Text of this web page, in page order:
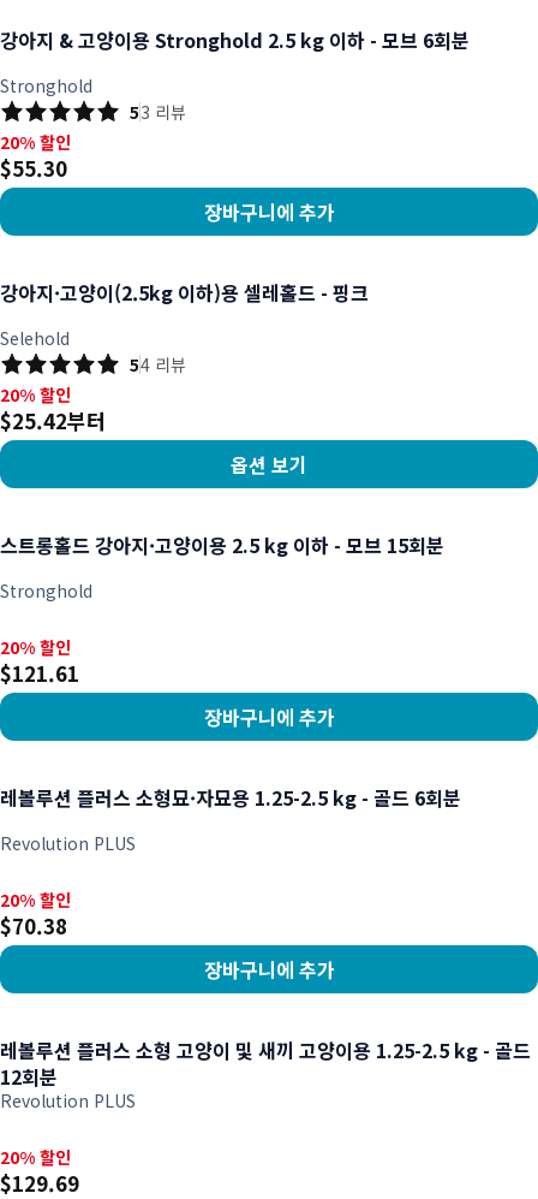
강아지 & 고양이용 Stronghold 2.5 kg 이하 - 모브 6회분
Stronghold
53 리뷰
20% 할인, $55.30
20% 할인
$55.30
장바구니에 추가
강아지·고양이(2.5kg 이하)용 셀레홀드 - 핑크
Selehold
54 리뷰
20% 할인, $25.42부터
20% 할인
$25.42부터
옵션 보기
스트롱홀드 강아지·고양이용 2.5 kg 이하 - 모브 15회분
Stronghold
20% 할인, $121.61
20% 할인
$121.61
장바구니에 추가
레볼루션 플러스 소형묘·자묘용 1.25-2.5 kg - 골드 6회분
Revolution PLUS
20% 할인, $70.38
20% 할인
$70.38
장바구니에 추가
레볼루션 플러스 소형 고양이 및 새끼 고양이용 1.25-2.5 kg - 골드
12회분
Revolution PLUS
20% 할인, $129.69
20% 할인
$129.69